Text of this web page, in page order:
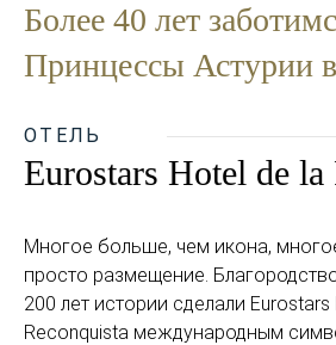
Более 40 лет
Принцессы Астурии
ОТЕЛЬ
Eurostars Hotel de la
Многое больше, чем икона,
просто размещение.
200 лет истории сделали
Reconquista международным